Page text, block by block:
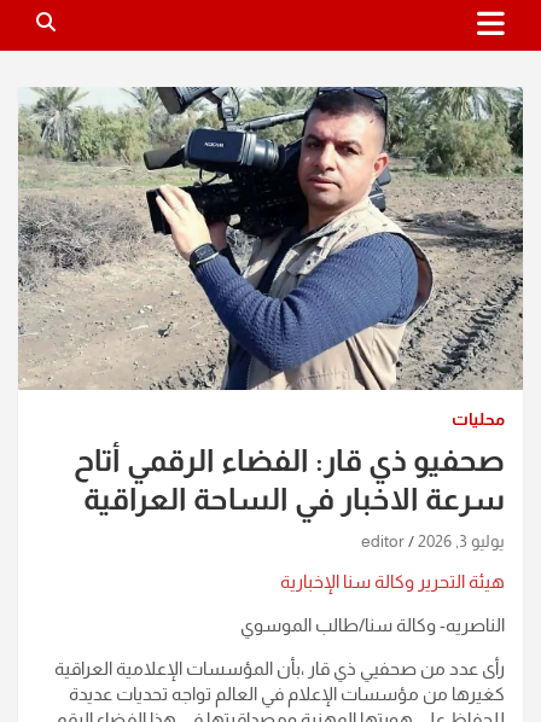
محليات
صحفيو ذي قار: الفضاء الرقمي أتاح
سرعة الاخبار في الساحة العراقية
يوليو 3, 2026 editor
هيئة التحرير وكالة سنا الإخبارية
الناصريه- وكالة سنا/طالب الموسوي
رأى عدد من صحفيي ذي قار ،بأن المؤسسات الإعلامية العراقية
كغيرها من مؤسسات الإعلام في العالم تواجه تحديات عديدة